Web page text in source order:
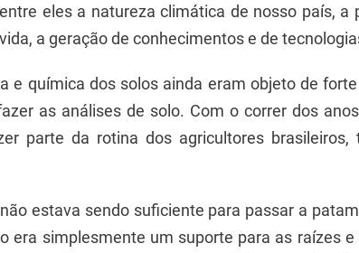
eles a natureza climática de nosso país,
a geração de conhecimentos e de
e química dos solos ainda eram objeto de
as análises de solo. Com o correr dos
parte da rotina dos agricultores
estava sendo suficiente para passar a
era simplesmente um suporte para as raízes